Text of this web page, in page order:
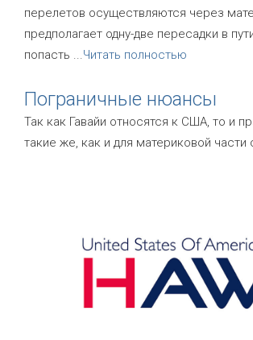
перелетов осуществляются через
предполагает одну-две пересадки в
попасть ...Читать полностью
Пограничные нюансы
Так как Гавайи относятся к США, то и
такие же, как и для материковой части